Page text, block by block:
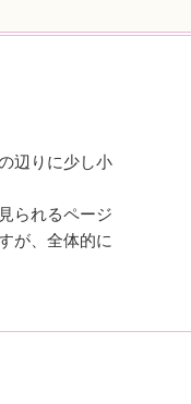
辺りに少し小
られるページ
が、全体的に